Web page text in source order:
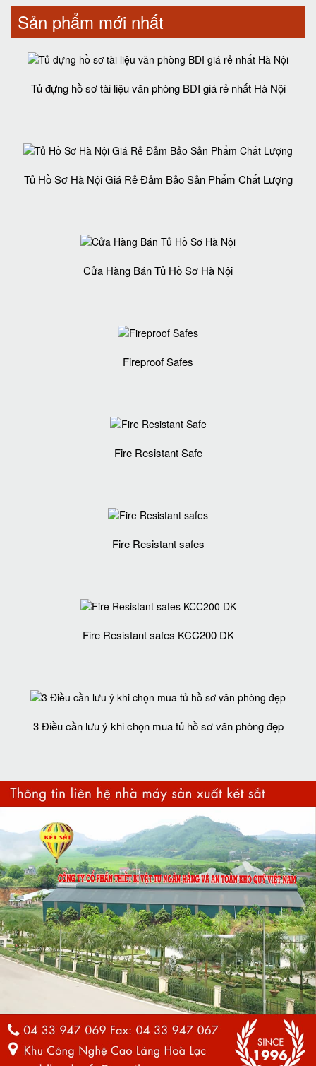
Sản phẩm mới nhất
Tủ đựng hồ sơ tài liệu văn phòng BDI giá rẻ nhất Hà Nội
Tủ Hồ Sơ Hà Nội Giá Rẻ Đảm Bảo Sản Phẩm Chất Lượng‎
Cửa Hàng Bán Tủ Hồ Sơ Hà Nội
Fireproof Safes
Fire Resistant Safe
Fire Resistant safes
Fire Resistant safes KCC200 DK
3 Điều cần lưu ý khi chọn mua tủ hồ sơ văn phòng đẹp